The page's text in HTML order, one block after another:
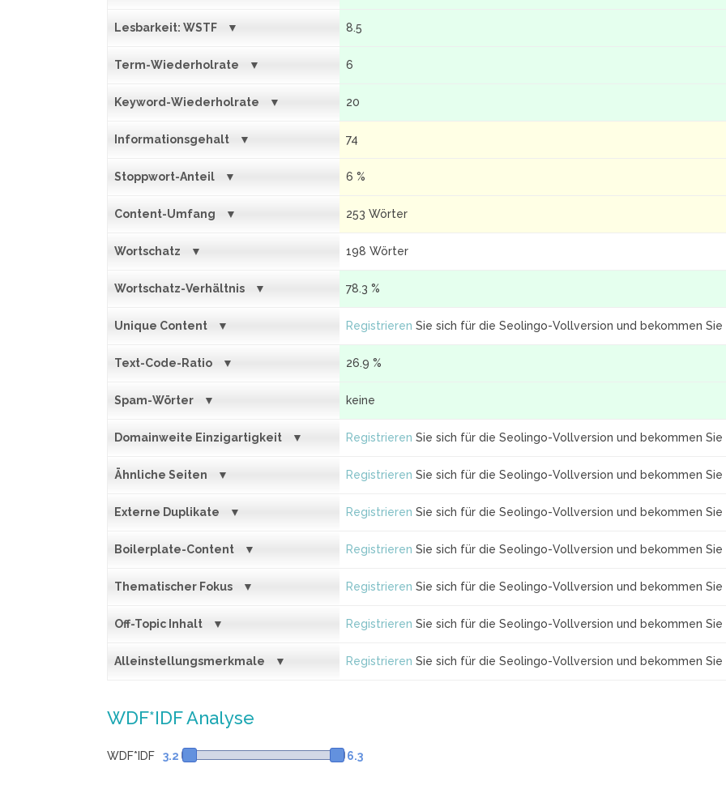
Lesbarkeit: WSTF 8.5
Term-Wiederholrate 6
Keyword-Wiederholrate 20
Informationsgehalt 74
Stoppwort-Anteil 6 %
Content-Umfang 253 Wörter
Wortschatz 198 Wörter
Wortschatz-Verhältnis 78.3 %
Unique Content Registrieren Sie sich für die Seolingo-Vollversion und bekommen Sie
Text-Code-Ratio 26.9 %
Spam-Wörter keine
Domainweite Einzigartigkeit Registrieren Sie sich für die Seolingo-Vollversion und bekommen Sie
Ähnliche Seiten Registrieren Sie sich für die Seolingo-Vollversion und bekommen Sie
Externe Duplikate Registrieren Sie sich für die Seolingo-Vollversion und bekommen Sie
Boilerplate-Content Registrieren Sie sich für die Seolingo-Vollversion und bekommen Sie
Thematischer Fokus Registrieren Sie sich für die Seolingo-Vollversion und bekommen Sie
Off-Topic Inhalt Registrieren Sie sich für die Seolingo-Vollversion und bekommen Sie
Alleinstellungsmerkmale Registrieren Sie sich für die Seolingo-Vollversion und bekommen Sie
WDF*IDF Analyse
WDF*IDF 3.2 6.3